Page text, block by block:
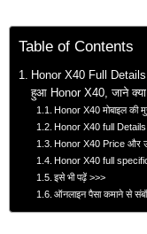
Table of Contents
Honor X40 Full
हुआ Honor X40, जाने
Honor X40 मोबाइल की
Honor X40 full Details
Honor X40 Price और
Honor X40 full
इसे भी पढ़ें >>>
ऑनलाइन पैसा कमाने से